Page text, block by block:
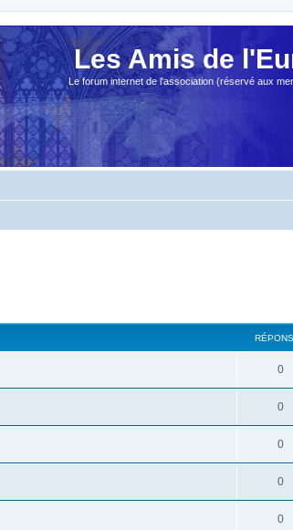
Les Amis de
Le forum internet de l'association (réservé aux
0
0
0
0
0